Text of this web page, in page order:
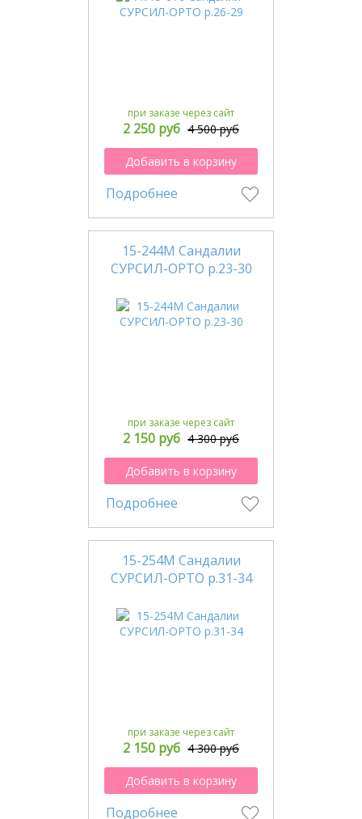
при заказе через сайт
2 250 руб 4 500 руб
Добавить в корзину
Подробнее
15-244М Сандалии
СУРСИЛ-ОРТО р.23-30
при заказе через сайт
2 150 руб 4 300 руб
Добавить в корзину
Подробнее
15-254М Сандалии
СУРСИЛ-ОРТО р.31-34
при заказе через сайт
2 150 руб 4 300 руб
Добавить в корзину
Подробнее